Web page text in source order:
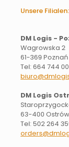
Unsere Filialen:
DM Logis -
Wagrowska 2
61-369 Poznań
Tel: 664 744
DM Logis
63-400
Tel: 502 264